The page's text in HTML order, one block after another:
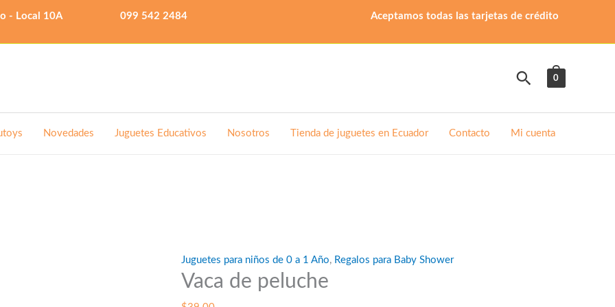
- Local 10A 099 542 2484 Aceptamos todas las tarjetas de crédito
Buscar
0
Novedades Juguetes Educativos Nosotros Tienda de juguetes en Ecuador Contacto Mi cuenta
Juguetes para niños de 0 a 1 Año, Regalos para Baby Shower
Vaca de peluche